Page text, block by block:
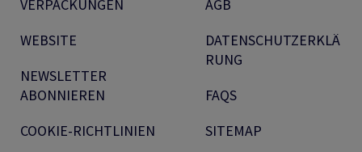
VERPACKUNGEN
WEBSITE
NEWSLETTER
ABONNIEREN
COOKIE-RICHTLINIEN
AGB
DATENSCHUTZERKLÄ
RUNG
FAQS
SITEMAP